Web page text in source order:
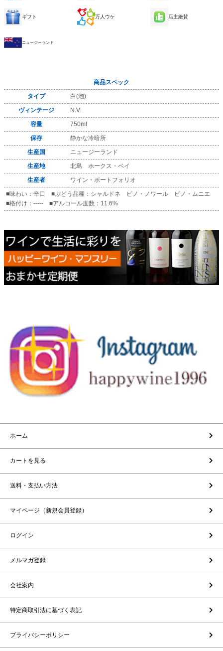
ギフト 万人ウケ 店主絶賛
ニュージーランド
商品スペック
タイプ
白(泡)
ヴィンテージ
N.V.
容量
750ml
保存
静かな冷暗所
生産国
ニュージーランド
生産地
北島 ホークス・ベイ
生産者
ワイン・ポートフォリオ
■味わい：辛口 ■ぶどう品種：シャルドネ ピノ・ノワール ピノ・ムニエ
■格付け：----- ■アルコール度数：11.6%
ホーム
カートを見る
送料・支払い方法
マイページ（新規会員登録）
ログイン
メルマガ登録
会社案内
特定商取引法に基づく表記
プライバシーポリシー